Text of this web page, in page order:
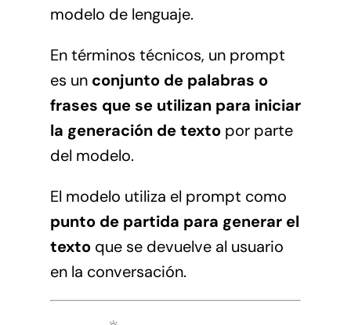
modelo de lenguaje.
En términos técnicos, un prompt
es un conjunto de palabras o
frases que se utilizan para iniciar
la generación de texto por parte
del modelo.
El modelo utiliza el prompt como
punto de partida para generar el
textoque se devuelve al usuario
en la conversación.